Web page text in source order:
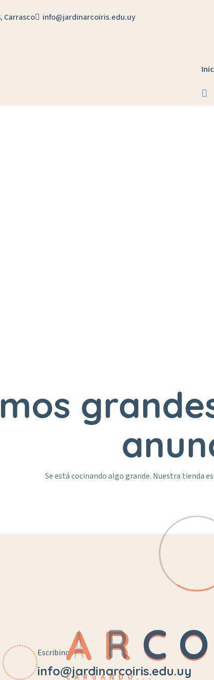
A R C O
CARGANDO...
Carrasco info@jardinarcoiris.edu.uy
Se está cocinando algo grande. Nuestra tienda
Escribinos
info@jardinarcoiris.edu.uy